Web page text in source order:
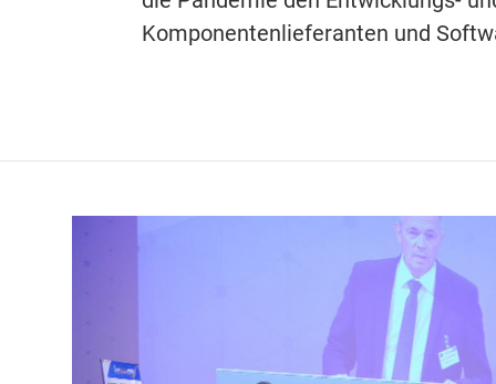
Komponentenlieferanten und